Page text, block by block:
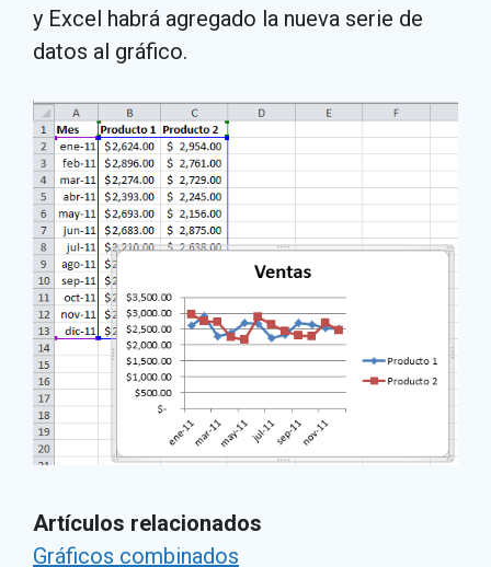
y Excel habrá agregado la nueva serie de
datos al gráfico.
Artículos relacionados
Gráficos combinados